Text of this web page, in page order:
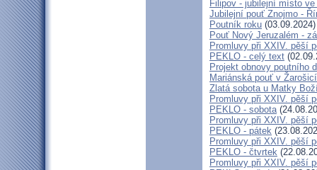
Filipov - jubilejní místo
Jubilejní pouť Znojmo -
Poutník roku (03.09.2024)
Pouť Nový Jeruzalém -
Promluvy při XXIV. pěší
PEKLO - celý text
Projekt obnovy poutního
Mariánská pouť v
Zlatá sobota u Matky
Promluvy při XXIV. pěší
PEKLO - sobota
Promluvy při XXIV. pěší
PEKLO - pátek
Promluvy při XXIV. pěší
PEKLO - čtvrtek
Promluvy při XXIV. pěší